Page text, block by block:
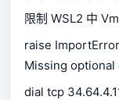
限制 WSL2 中
raise
Missing optional
for Excel
dial tcp